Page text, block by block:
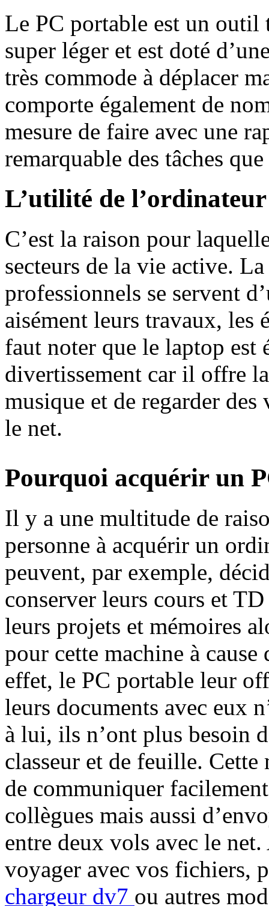
Le PC portable est un
super léger et est doté
très commode à déplacer
comporte également de
mesure de faire avec une
remarquable des tâches
L’utilité de
C’est la raison pour
secteurs de la vie active.
professionnels se servent
aisément leurs travaux, les
faut noter que le laptop est
divertissement car il offre
musique et de regarder des
le net.
Pourquoi acquérir un
Il y a une multitude de
personne à acquérir un
peuvent, par exemple,
conserver leurs cours et
leurs projets et mémoires
pour cette machine à
effet, le PC portable leur
leurs documents avec eux
à lui, ils n’ont plus besoin
classeur et de feuille.
de communiquer
collègues mais aussi
entre deux vols avec le
voyager avec vos fichiers,
chargeur dv7 ou autres